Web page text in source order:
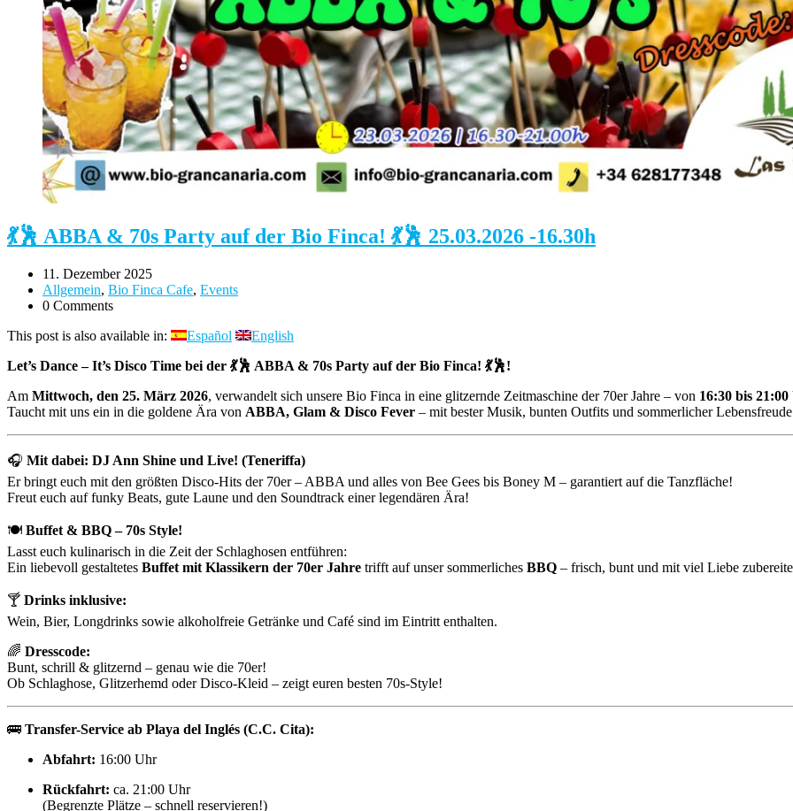
💃🕺 ABBA & 70s Party auf der Bio Finca! 💃🕺 25.03.2026 -16.30h
11. Dezember 2025
Allgemein, Bio Finca Cafe, Events
0 Comments
This post is also available in:
Español
English
Let’s Dance – It’s Disco Time bei der 💃🕺 ABBA & 70s Party auf der Bio Finca! 💃🕺!
Am Mittwoch, den 25. März 2026, verwandelt sich unsere Bio Finca in eine glitzernde Zeitmaschine der 70er Jahre – von 16:30 bis
Taucht mit uns ein in die goldene Ära von ABBA, Glam & Disco Fever – mit bester Musik, bunten Outfits und sommerlicher
🎧 Mit dabei: DJ Ann Shine und Live! (Teneriffa)
Er bringt euch mit den größten Disco-Hits der 70er – ABBA und alles von Bee Gees bis Boney M – garantiert auf die Tanzfläche!
Freut euch auf funky Beats, gute Laune und den Soundtrack einer legendären Ära!
🍽️ Buffet & BBQ – 70s Style!
Lasst euch kulinarisch in die Zeit der Schlaghosen entführen:
Ein liebevoll gestaltetes Buffet mit Klassikern der 70er Jahre trifft auf unser sommerliches BBQ – frisch, bunt und mit viel Liebe
🍸 Drinks inklusive:
Wein, Bier, Longdrinks sowie alkoholfreie Getränke und Café sind im Eintritt enthalten.
🌈 Dresscode:
Bunt, schrill & glitzernd – genau wie die 70er!
Ob Schlaghose, Glitzerhemd oder Disco-Kleid – zeigt euren besten 70s-Style!
🚌 Transfer-Service ab Playa del Inglés (C.C. Cita):
Abfahrt: 16:00 Uhr
Rückfahrt: ca. 21:00 Uhr
(Begrenzte Plätze – schnell reservieren!)